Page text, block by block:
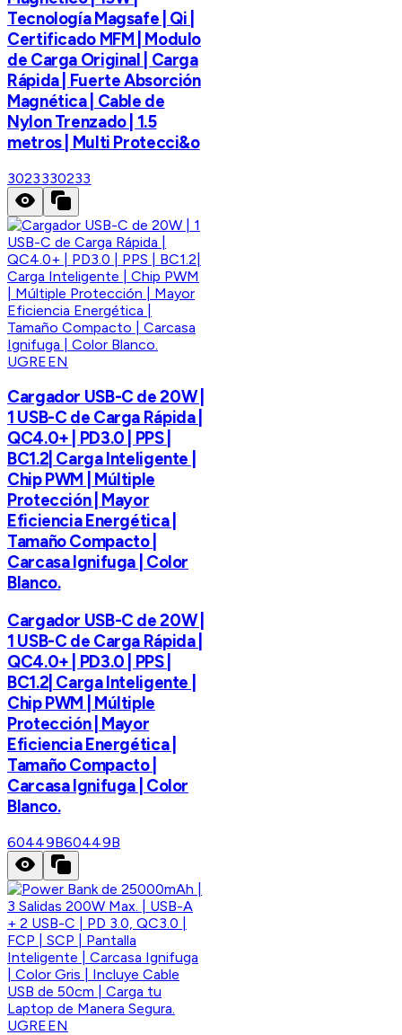
Tecnología Magsafe | Qi |
Certificado MFM | Modulo
de Carga Original | Carga
Rápida | Fuerte Absorción
Magnética | Cable de
Nylon Trenzado | 1.5
metros | Multi Protecci&o
3023330233
UGREEN
Cargador USB-C de 20W |
1 USB-C de Carga Rápida |
QC4.0+ | PD3.0 | PPS |
BC1.2| Carga Inteligente |
Chip PWM | Múltiple
Protección | Mayor
Eficiencia Energética |
Tamaño Compacto |
Carcasa Ignifuga | Color
Blanco.
Cargador USB-C de 20W |
1 USB-C de Carga Rápida |
QC4.0+ | PD3.0 | PPS |
BC1.2| Carga Inteligente |
Chip PWM | Múltiple
Protección | Mayor
Eficiencia Energética |
Tamaño Compacto |
Carcasa Ignifuga | Color
Blanco.
60449B60449B
UGREEN